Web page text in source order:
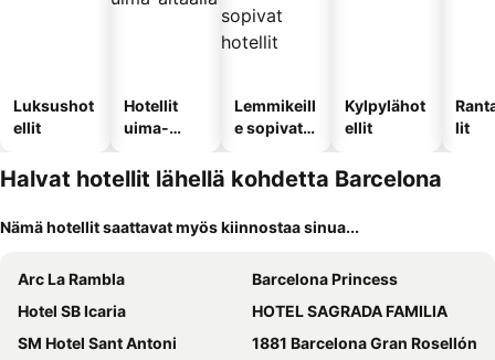
Luksushot
ellit
Hotellit
uima-
Lemmikeill
e sopivat
Kylpylähot
ellit
lit
Halvat hotellit lähellä kohdetta Barcelona
Nämä hotellit saattavat myös kiinnostaa sinua...
Arc La Rambla
Barcelona Princess
Hotel SB Icaria
HOTEL SAGRADA FAMILIA
SM Hotel Sant Antoni
1881 Barcelona Gran Rosellón